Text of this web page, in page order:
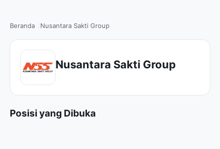
Beranda Nusantara Sakti Group
Nusantara Sakti Group
Posisi yang Dibuka